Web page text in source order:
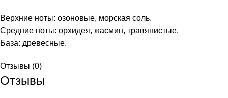
Верхние ноты: озоновые, морская соль.
Средние ноты: орхидея, жасмин, травянистые.
База: древесные.
Отзывы (0)
Отзывы